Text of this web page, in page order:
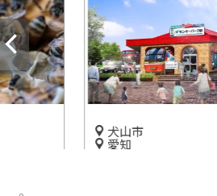
犬山市
愛知